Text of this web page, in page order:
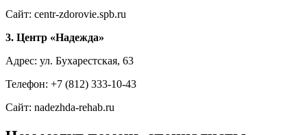
Сайт: centr-zdorovie.spb.ru
3. Центр «Надежда»
Адрес: ул. Бухарестская, 63
Телефон: +7 (812) 333-10-43
Сайт: nadezhda-rehab.ru